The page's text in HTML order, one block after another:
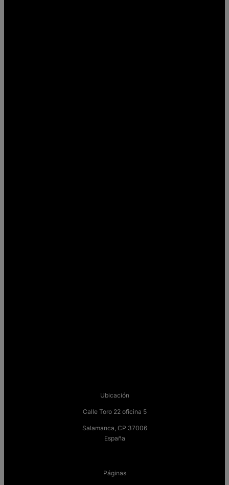
Ubicación
Calle Toro 22 oficina 5
Salamanca, CP 37006
España
Páginas